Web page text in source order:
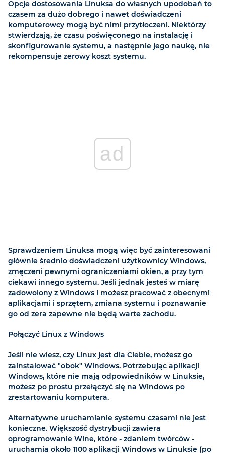
Opcje dostosowania Linuksa do własnych upodobań to
czasem za dużo dobrego i nawet doświadczeni
komputerowcy mogą być nimi przytłoczeni. Niektórzy
stwierdzają, że czasu poświęconego na instalację i
skonfigurowanie systemu, a następnie jego naukę, nie
rekompensuje zerowy koszt systemu.
ad
Sprawdzeniem Linuksa mogą więc być zainteresowani
głównie średnio doświadczeni użytkownicy Windows,
zmęczeni pewnymi ograniczeniami okien, a przy tym
ciekawi innego systemu. Jeśli jednak jesteś w miarę
zadowolony z Windows i możesz pracować z obecnymi
aplikacjami i sprzętem, zmiana systemu i poznawanie
go od zera zapewne nie będą warte zachodu.
Połączyć Linux z Windows
Jeśli nie wiesz, czy Linux jest dla Ciebie, możesz go
zainstalować "obok" Windows. Potrzebując aplikacji
Windows, które nie mają odpowiedników w Linuksie,
możesz po prostu przełączyć się na Windows po
zrestartowaniu komputera.
Alternatywne uruchamianie systemu czasami nie jest
konieczne. Większość dystrybucji zawiera
oprogramowanie Wine, które - zdaniem twórców -
uruchamia około 1100 aplikacji Windows w Linuksie (po